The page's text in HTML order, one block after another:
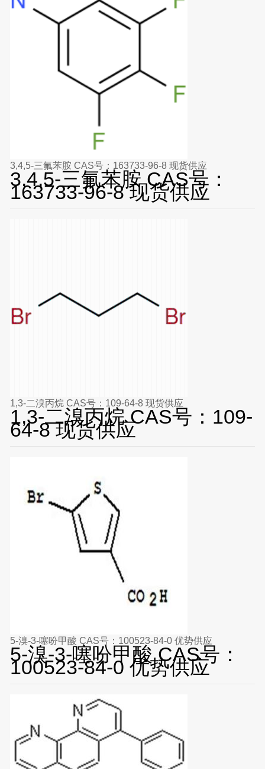
3,4,5-三氟苯胺 CAS号：163733-96-8 现货供应
3,4,5-三氟苯胺 CAS号：
163733-96-8 现货供应
1,3-二溴丙烷 CAS号：109-64-8 现货供应
1,3-二溴丙烷 CAS号：109-
64-8 现货供应
5-溴-3-噻吩甲酸 CAS号：100523-84-0 优势供应
5-溴-3-噻吩甲酸 CAS号：
100523-84-0 优势供应